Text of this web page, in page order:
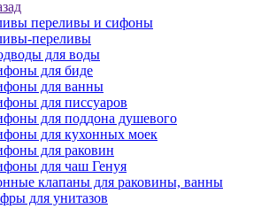
переливы и сифоны
переливы
для воды
для биде
для ванны
для писсуаров
для поддона душевого
для кухонных моек
для раковин
для чаш Генуя
клапаны для раковины, ванны
для унитазов